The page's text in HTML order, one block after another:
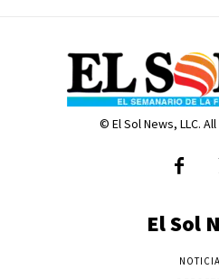
© El Sol News, LLC.
El Sol